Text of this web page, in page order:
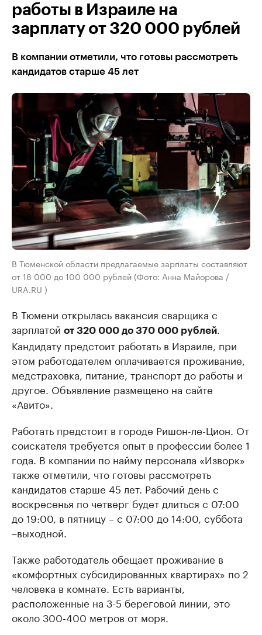
работы в Израиле на
зарплату от 320 000 рублей
В компании отметили, что готовы рассмотреть
кандидатов старше 45 лет
В Тюменской области предлагаемые зарплаты составляют
от 18 000 до 100 000 рублей (Фото: Анна Майорова /
URA.RU )
В Тюмени открылась вакансия сварщика с
зарплатой от 320 000 до 370 000 рублей
Кандидату предстоит работать в Израиле, при
этом работодателем оплачивается проживание,
медстраховка, питание, транспорт до работы и
другое. Объявление размещено на сайте
«Авито».
Работать предстоит в городе Ришон-ле-Цион. От
соискателя требуется опыт в профессии более 1
года. В компании по найму персонала «Изворк»
также отметили, что готовы рассмотреть
кандидатов старше 45 лет. Рабочий день с
воскресенья по четверг будет длиться с 07:00
до 19:00, в пятницу – с 07:00 до 14:00, суббота
–выходной.
Также работодатель обещает проживание в
«комфортных субсидированных квартирах» по 2
человека в комнате. Есть варианты,
расположенные на 3-5 береговой линии, это
около 300-400 метров от моря.